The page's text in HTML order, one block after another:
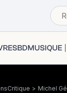
BDMUSIQUE
> Michel